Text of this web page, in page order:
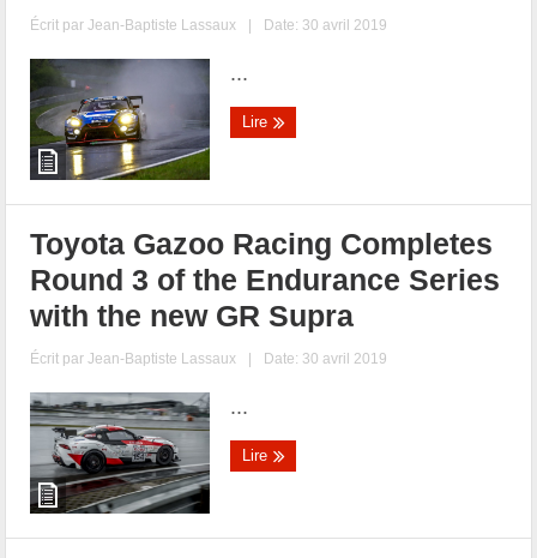
Écrit parJean-Baptiste Lassaux | Date: 30 avril 2019
...
Lire
Toyota Gazoo Racing Completes
Round 3 of the Endurance Series
with the new GR Supra
Écrit parJean-Baptiste Lassaux | Date: 30 avril 2019
...
Lire